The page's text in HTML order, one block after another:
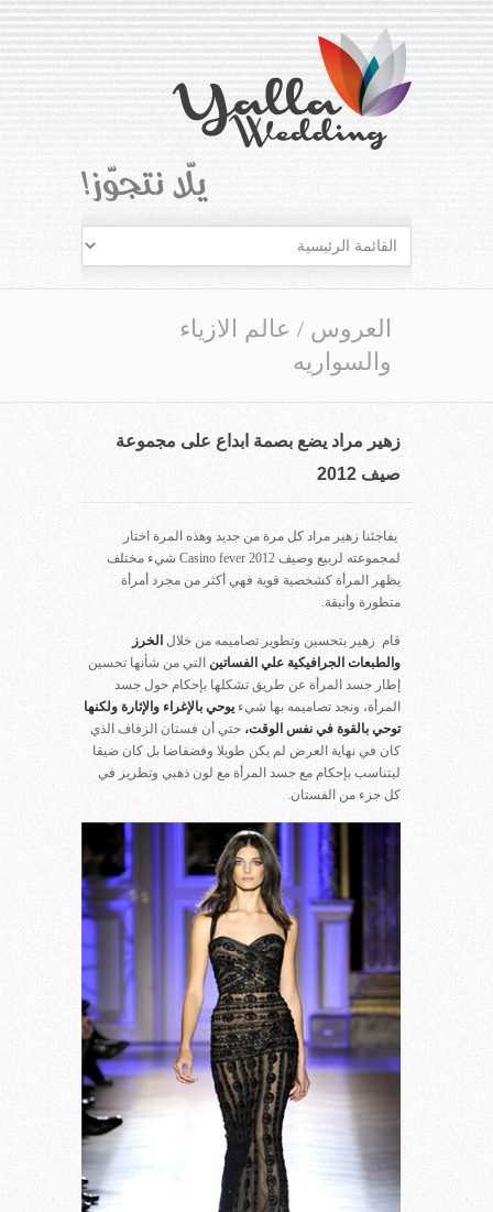
العروس / عالم الازياء
والسواريه
زهير مراد يضع بصمة ابداع على مجموعة
صيف 2012
يفاجئنا زهير مراد كل مرة من جديد وهذه المرة اختار
لمجموعته لربيع وصيف 2012 Casino fever شيء مختلف
يظهر المرأة كشخصية قوية فهي أكثر من مجرد أمرأة
متطورة وأنيقة.
قام زهير بتحسين وتطوير تصاميمه من خلال الخرز
والطبعات الجرافيكية علي الفساتين التي من شأنها تحسين
إطار جسد المرأة عن طريق تشكلها بإحكام حول جسد
المرأة، ونجد تصاميمه بها شيء يوحي بالإغراء والإثارة ولكنها
توحي بالقوة في نفس الوقت، حتي أن فستان الزفاف الذي
كان في نهاية العرض لم يكن طويلا وفضفاضا بل كان ضيقا
ليتناسب بإحكام مع جسد المرأة مع لون ذهبي وتطريز في
كل جزء من الفستان.